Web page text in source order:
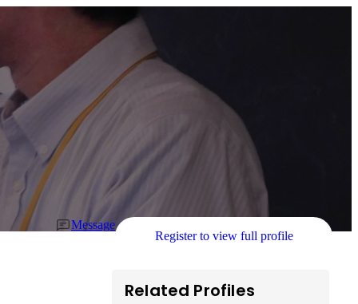
Message
Register to view full profile
Related Profiles